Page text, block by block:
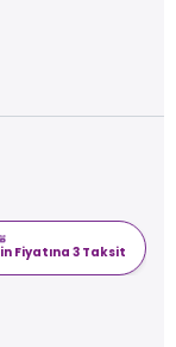
Fiyatına 3 Taksit